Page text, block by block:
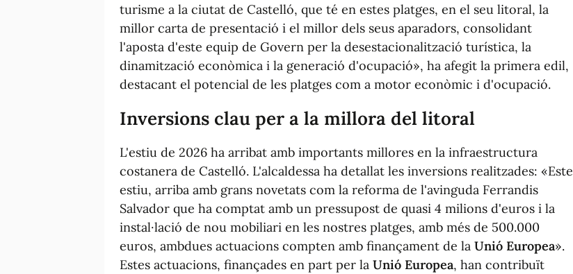
turisme a la ciutat de Castelló, que té en estes platges, en el seu litoral, la
millor carta de presentació i el millor dels seus aparadors, consolidant
l'aposta d'este equip de Govern per la desestacionalització turística, la
dinamització econòmica i la generació d'ocupació», ha afegit la primera edil,
destacant el potencial de les platges com a motor econòmic i d'ocupació.
Inversions clau per a la millora del litoral
L'estiu de 2026 ha arribat amb importants millores en la infraestructura
costanera de Castelló. L'alcaldessa ha detallat les inversions realitzades: «Este
estiu, arriba amb grans novetats com la reforma de l'avinguda Ferrandis
Salvador que ha comptat amb un pressupost de quasi 4 milions d'euros i la
instal·lació de nou mobiliari en les nostres platges, amb més de 500.000
euros, ambdues actuacions compten amb finançament de la Unió Europea».
Estes actuacions, finançades en part per la Unió Europea, han contribuït